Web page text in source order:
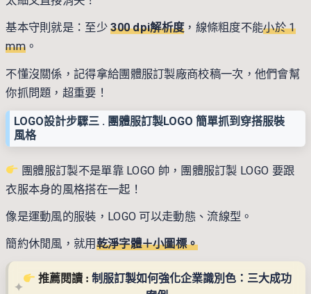
基本守則就是：至少300 dpi解析度，線條粗度不能小於 1
mm。
不懂沒關係，記得拿給團體服訂製廠商校稿一次，他們會幫
你抓問題，超重要！
LOGO設計步驟三 . 團體服訂製LOGO 簡單抓到穿搭服裝
風格
團體服訂製不是單靠 LOGO 帥，團體服訂製 LOGO 要跟
衣服本身的風格搭在一起！
像是運動風的服裝，LOGO 可以走動態、流線型。
簡約休閒風，就用乾淨字體＋小圖標。
推薦閱讀 : 制服訂製如何強化企業識別色：三大成功